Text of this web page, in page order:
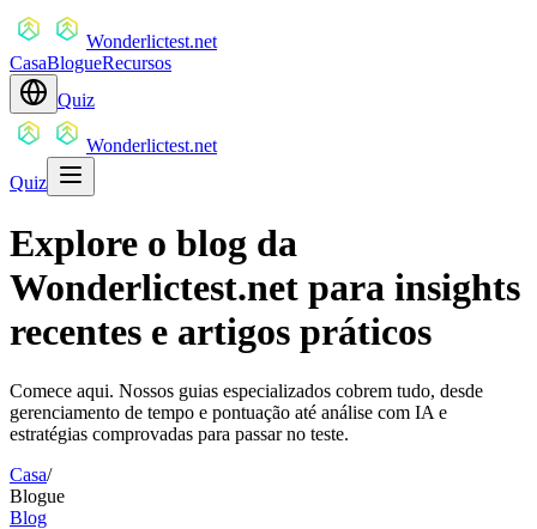
Wonderlictest.net
CasaBlogueRecursos
Quiz
Wonderlictest.net
Quiz
Explore o blog da
Wonderlictest.net para insights
recentes e artigos práticos
Comece aqui. Nossos guias especializados cobrem tudo, desde
gerenciamento de tempo e pontuação até análise com IA e
estratégias comprovadas para passar no teste.
Casa/
Blogue
Blog